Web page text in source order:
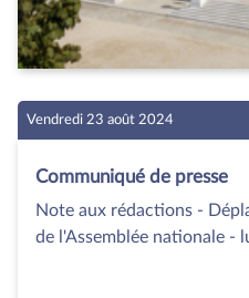
Vendredi 23 août 2024
Communiqué de presse
Note aux rédactions -
de l'Assemblée nationale -